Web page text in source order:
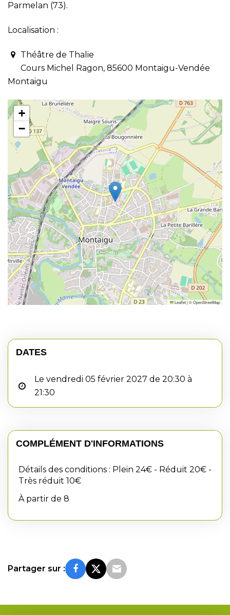
Parmelan (73).
Localisation :
Théâtre de Thalie
Cours Michel Ragon, 85600 Montaigu-Vendée
Montaigu
+
−
Leaflet|©OpenStreetMap
DATES
Le vendredi 05 février 2027 de 20:30 à
21:30
COMPLÉMENT D'INFORMATIONS
Détails des conditions : Plein 24€ - Réduit 20€ -
Très réduit 10€
À partir de 8
Partager sur :